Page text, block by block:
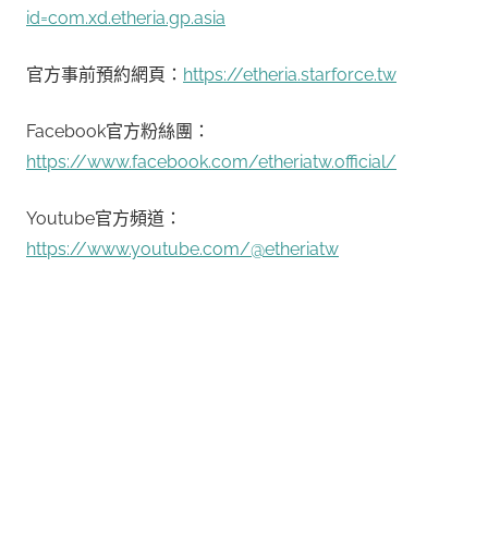
id=com.xd.etheria.gp.asia
官方事前預約網頁： https://etheria.starforce.tw
Facebook官方粉絲團：
https://www.facebook.com/etheriatw.official/
Youtube官方頻道：
https://www.youtube.com/@etheriatw